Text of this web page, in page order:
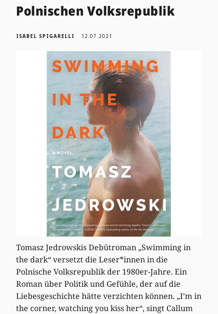
Polnischen Volksrepublik
ISABEL SPIGARELLI 12.07.2021
Tomasz Jedrowskis Debütroman „Swimming in
the dark“ versetzt die Leser*innen in die
Polnische Volksrepublik der 1980er-Jahre. Ein
Roman über Politik und Gefühle, der auf die
Liebesgeschichte hätte verzichten können. „I’m in
the corner, watching you kiss her“, singt Callum